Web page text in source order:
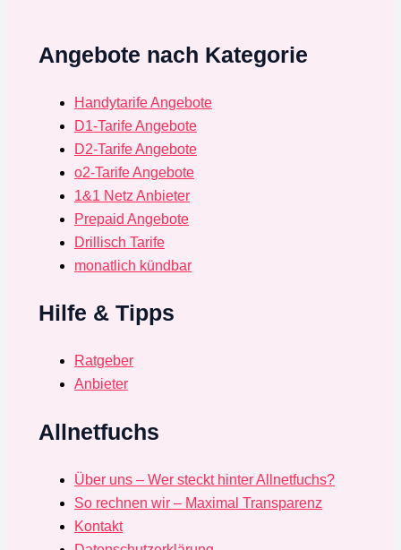
Angebote nach Kategorie
Handytarife Angebote
D1-Tarife Angebote
D2-Tarife Angebote
o2-Tarife Angebote
1&1 Netz Anbieter
Prepaid Angebote
Drillisch Tarife
monatlich kündbar
Hilfe & Tipps
Ratgeber
Anbieter
Allnetfuchs
Über uns – Wer steckt hinter Allnetfuchs?
So rechnen wir – Maximal Transparenz
Kontakt